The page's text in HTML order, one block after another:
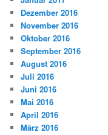
Dezember 2016
November 2016
Oktober 2016
September 2016
August 2016
Juli 2016
Juni 2016
Mai 2016
April 2016
März 2016